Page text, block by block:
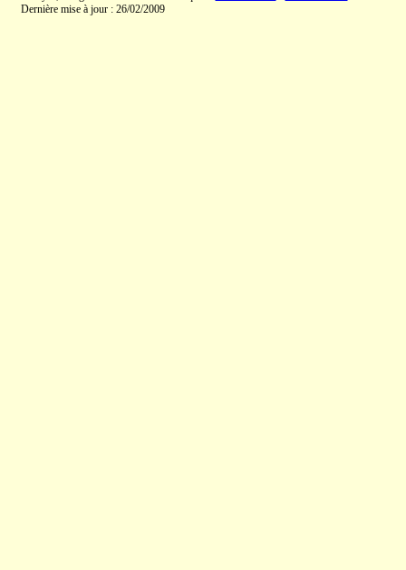
Dernière mise à jour : 26/02/2009